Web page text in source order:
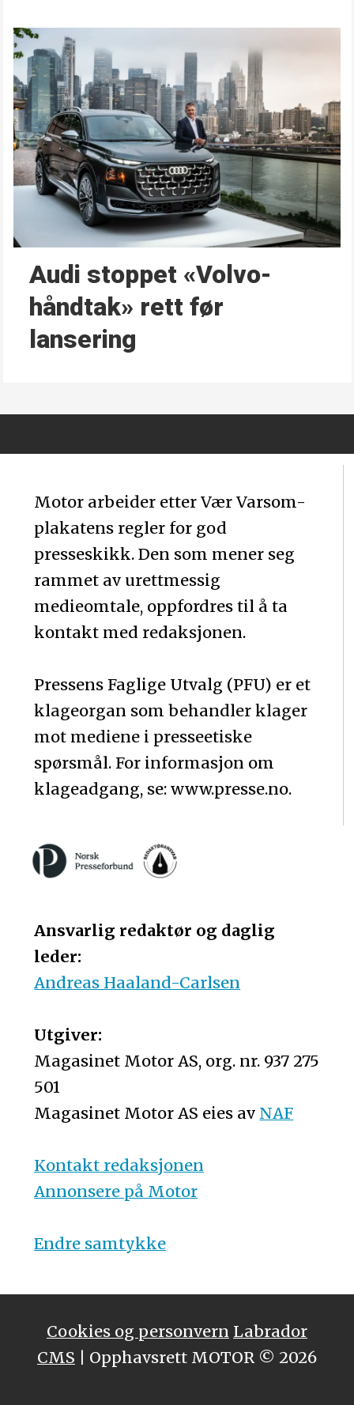
Audi stoppet «Volvo-
håndtak» rett før
lansering
Motor arbeider etter Vær Varsom-
plakatens regler for god
presseskikk. Den som mener seg
rammet av urettmessig
medieomtale, oppfordres til å ta
kontakt med redaksjonen.
Pressens Faglige Utvalg (PFU) er et
klageorgan som behandler klager
mot mediene i presseetiske
spørsmål. For informasjon om
klageadgang, se: www.presse.no.
Ansvarlig redaktør og daglig
leder:
Andreas Haaland-Carlsen
Utgiver:
Magasinet Motor AS, org. nr. 937 275
501
Magasinet Motor AS eies av NAF
Kontakt redaksjonen
Annonsere på Motor
Endre samtykke
Cookies og personvern Labrador
CMS | Opphavsrett MOTOR © 2026